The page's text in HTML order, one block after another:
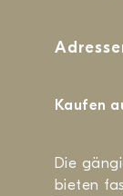
Kaufen
Die
bieten